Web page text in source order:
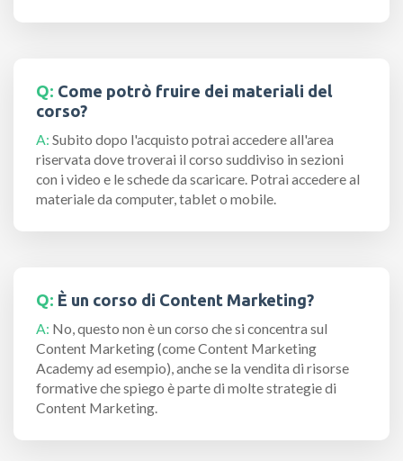
Q: Come potrò fruire dei materiali del
corso?
A: Subito dopo l'acquisto potrai accedere all'area
riservata dove troverai il corso suddiviso in sezioni
con i video e le schede da scaricare. Potrai accedere al
materiale da computer, tablet o mobile.
Q: È un corso di Content Marketing?
A: No, questo non è un corso che si concentra sul
Content Marketing (come Content Marketing
Academy ad esempio), anche se la vendita di risorse
formative che spiego è parte di molte strategie di
Content Marketing.